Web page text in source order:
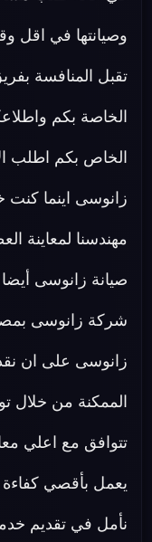
وصيانتها في اقل
تقبل المنافسة
الخاصة بكم
الخاص بكم اطلب
زانوسى اينما
مهندسنا لمعاينة
صيانة زانوسى أيضا
شركة زانوسى
زانوسى على ان
الممكنة من خلال
تتوافق مع اعلي
يعمل بأقصي
نأمل في تقديم